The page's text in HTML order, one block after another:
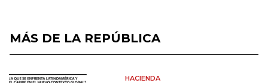
MÁS DE LA REPÚBLICA
HACIENDA